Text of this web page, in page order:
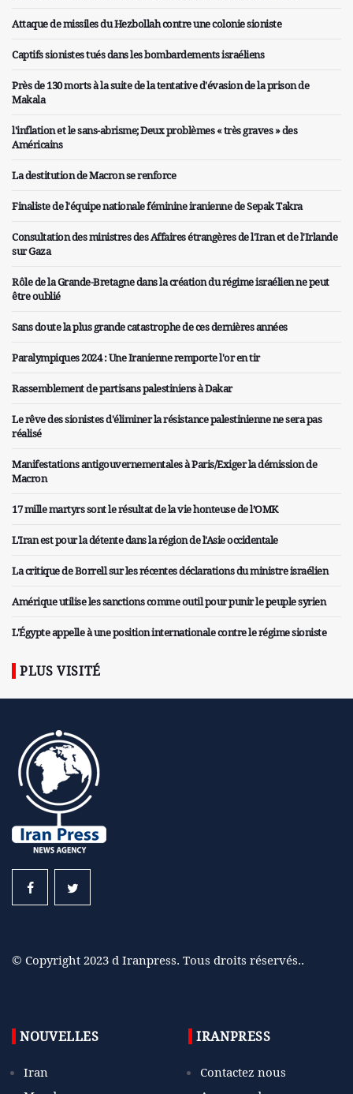
Attaque de missiles du Hezbollah contre une colonie sioniste
Captifs sionistes tués dans les bombardements israéliens
Près de 130 morts à la suite de la tentative d'évasion de la prison de
Makala
l'inflation et le sans-abrisme; Deux problèmes « très graves » des
Américains
La destitution de Macron se renforce
Finaliste de l'équipe nationale féminine iranienne de Sepak Takra
Consultation des ministres des Affaires étrangères de l'Iran et de l'Irlande
sur Gaza
Rôle de la Grande-Bretagne dans la création du régime israélien ne peut
être oublié
Sans doute la plus grande catastrophe de ces dernières années
Paralympiques 2024 : Une Iranienne remporte l'or en tir
Rassemblement de partisans palestiniens à Dakar
Le rêve des sionistes d'éliminer la résistance palestinienne ne sera pas
réalisé
Manifestations antigouvernementales à Paris/Exiger la démission de
Macron
17 mille martyrs sont le résultat de la vie honteuse de l’OMK
L'Iran est pour la détente dans la région de l'Asie occidentale
La critique de Borrell sur les récentes déclarations du ministre israélien
Amérique utilise les sanctions comme outil pour punir le peuple syrien
L'Égypte appelle à une position internationale contre le régime sioniste
PLUS VISITÉ
© Copyright 2023 d Iranpress. Tous droits réservés..
NOUVELLES
Iran
IRANPRESS
Contactez nous